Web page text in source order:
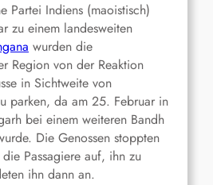
Partei Indiens (maoistisch)
zu einem landesweiten
wurden die
Region von der Reaktion
in Sichtweite von
parken, da am 25. Februar in
bei einem weiteren Bandh
Die Genossen stoppten
Passagiere auf, ihn zu
ihn dann an.